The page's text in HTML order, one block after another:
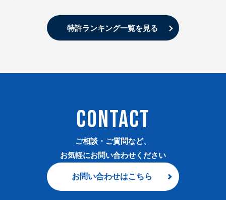
特許ランキング一覧を見る
ご相談・ご質問など、
お気軽にお問い合わせください
CONTACT
お問い合わせはこちら